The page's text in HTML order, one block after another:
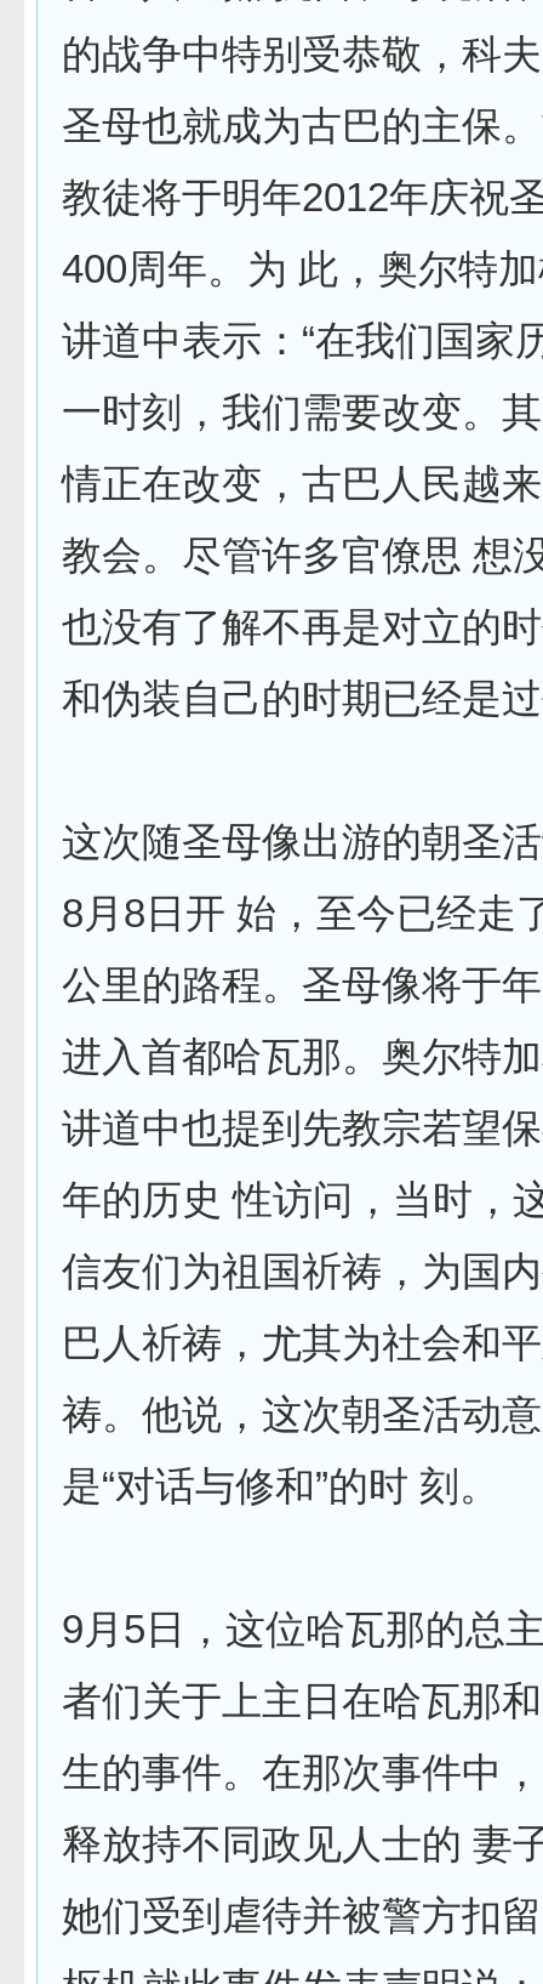
的战争中特别受恭敬，科
圣母也就成为古巴的主保
教徒将于明年2012年庆祝
400周年。为 此，奥尔特
讲道中表示：“在我们国家
一时刻，我们需要改变。
情正在改变，古巴人民越
教会。尽管许多官僚思 想
也没有了解不再是对立的
和伪装自己的时期已经是
这次随圣母像出游的朝圣
8月8日开 始，至今已经走
公里的路程。圣母像将于
进入首都哈瓦那。奥尔特
讲道中也提到先教宗若望
年的历史 性访问，当时，
信友们为祖国祈祷，为国
巴人祈祷，尤其为社会和
祷。他说，这次朝圣活动
是“对话与修和”的时 刻。
9月5日，这位哈瓦那的总
者们关于上主日在哈瓦那
生的事件。在那次事件中
释放持不同政见人士的 妻
她们受到虐待并被警方扣